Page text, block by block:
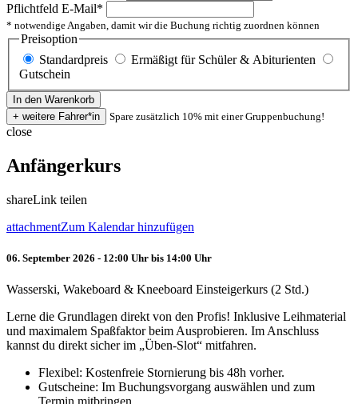
Pflichtfeld E-Mail*
* notwendige Angaben, damit wir die Buchung richtig zuordnen können
Preisoption
Standardpreis
Ermäßigt für Schüler & Abiturienten
Gutschein
Spare zusätzlich 10% mit einer Gruppenbuchung!
close
Anfängerkurs
shareLink teilen
attachmentZum Kalendar hinzufügen
06. September 2026 - 12:00 Uhr bis 14:00 Uhr
Wasserski, Wakeboard & Kneeboard Einsteigerkurs (2 Std.)
Lerne die Grundlagen direkt von den Profis! Inklusive Leihmaterial
und maximalem Spaßfaktor beim Ausprobieren. Im Anschluss
kannst du direkt sicher im „Üben-Slot“ mitfahren.
Flexibel: Kostenfreie Stornierung bis 48h vorher.
Gutscheine: Im Buchungsvorgang auswählen und zum